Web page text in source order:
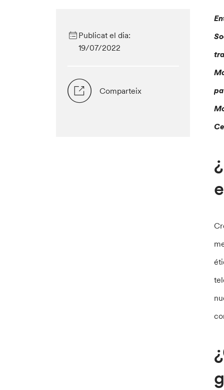
Publicat el dia:
19/07/2022
Comparteix